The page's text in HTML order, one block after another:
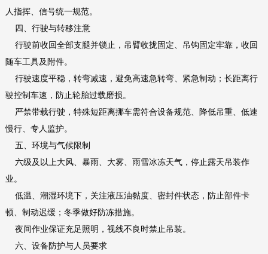
人指挥、信号统一规范。
四、行驶与转移注意
行驶前收回全部支腿并锁止，吊臂收拢固定、吊钩固定牢靠，收回
随车工具及附件。
行驶速度平稳，转弯减速，避免高速急转弯、紧急制动；长距离行
驶控制车速，防止轮胎过载磨损。
严禁带载行驶，特殊短距离挪车需符合设备规范、降低吊重、低速
慢行、专人监护。
五、环境与气候限制
六级及以上大风、暴雨、大雾、雨雪冰冻天气，停止露天吊装作
业。
低温、潮湿环境下，关注液压油黏度、密封件状态，防止部件卡
顿、制动迟缓；冬季做好防冻措施。
夜间作业保证充足照明，视线不良时禁止吊装。
六、设备防护与人员要求